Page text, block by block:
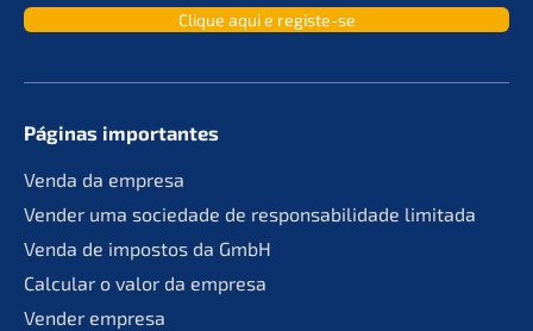
Clique aqui e registe-se
Páginas importan­tes
Venda da empresa
Vender uma socie­da­de de responsa­bil­ida­de limitada
Venda de impos­tos da GmbH
Calcu­lar o valor da empresa
Vender empre­sa